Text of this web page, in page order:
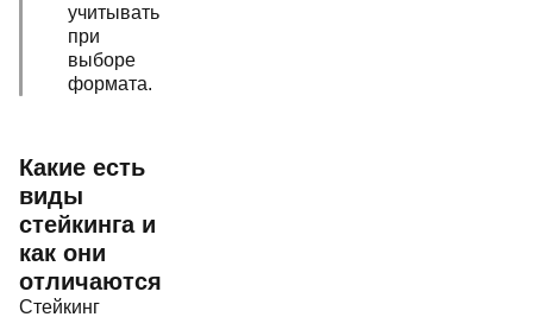
учитывать
при
выборе
формата.
Какие есть
виды
стейкинга и
как они
отличаются
Стейкинг